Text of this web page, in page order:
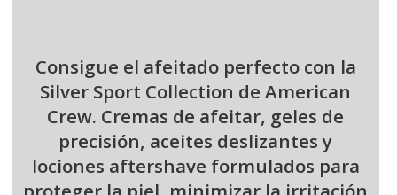
Consigue el afeitado perfecto con la
Silver Sport Collection de American
Crew. Cremas de afeitar, geles de
precisión, aceites deslizantes y
lociones aftershave formulados para